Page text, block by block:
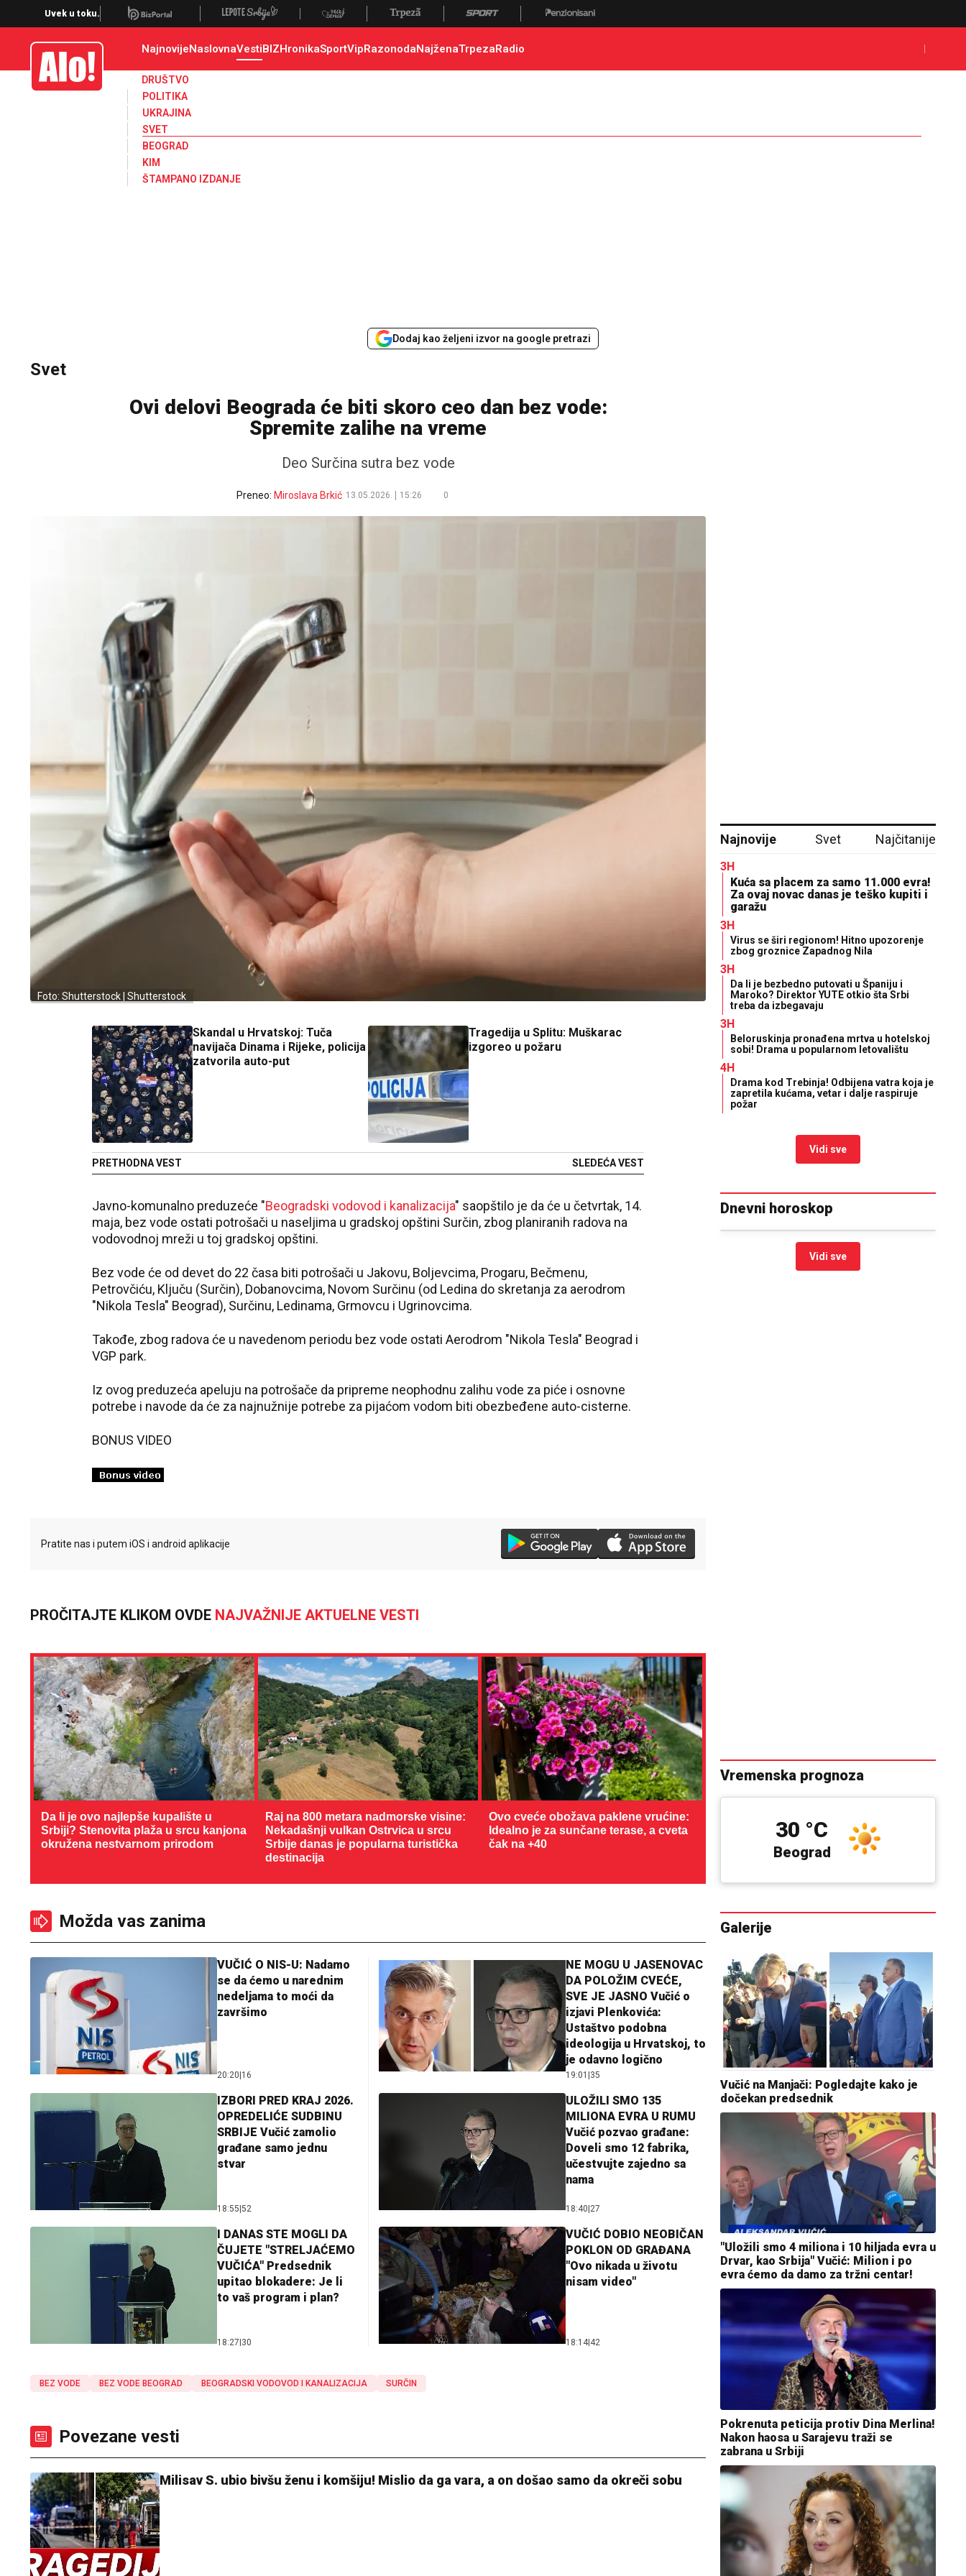
Svet, Ruske vesti, Planeta, Region
Uvek u toku.
Alo NajnovijeNaslovnaVestiBIZHronikaSportVipRazonodaNajženaTrpezaRadio
DRUŠTVO
POLITIKA
UKRAJINA
SVET
BEOGRAD
KIM
ŠTAMPANO IZDANJE
Dodaj kao željeni izvor na google pretrazi
Svet
Ovi delovi Beograda će biti skoro ceo dan bez vode:
Spremite zalihe na vreme
Deo Surčina sutra bez vode
Preneo: Miroslava Brkić 13.05.2026. 15:26 0
Foto: Shutterstock | Shutterstock
Skandal u Hrvatskoj: Tuča
navijača Dinama i Rijeke, policija
zatvorila auto-put
PRETHODNA VEST
Tragedija u Splitu: Muškarac
izgoreo u požaru
SLEDEĆA VEST
Javno-komunalno preduzeće "Beogradski vodovod i kanalizacija" saopštilo je da će u četvrtak, 14.
maja, bez vode ostati potrošači u naseljima u gradskoj opštini Surčin, zbog planiranih radova na
vodovodnoj mreži u toj gradskoj opštini.
Bez vode će od devet do 22 časa biti potrošači u Jakovu, Boljevcima, Progaru, Bečmenu,
Petrovčiću, Ključu (Surčin), Dobanovcima, Novom Surčinu (od Ledina do skretanja za aerodrom
"Nikola Tesla" Beograd), Surčinu, Ledinama, Grmovcu i Ugrinovcima.
Takođe, zbog radova će u navedenom periodu bez vode ostati Aerodrom "Nikola Tesla" Beograd i
VGP park.
Iz ovog preduzeća apeluju na potrošače da pripreme neophodnu zalihu vode za piće i osnovne
potrebe i navode da će za najnužnije potrebe za pijaćom vodom biti obezbeđene auto-cisterne.
BONUS VIDEO
Pratite nas i putem iOS i android aplikacije
PROČITAJTE KLIKOM OVDE NAJVAŽNIJE AKTUELNE VESTI
Da li je ovo najlepše kupalište u
Srbiji? Stenovita plaža u srcu kanjona
okružena nestvarnom prirodom
Raj na 800 metara nadmorske visine:
Nekadašnji vulkan Ostrvica u srcu
Srbije danas je popularna turistička
destinacija
Ovo cveće obožava paklene vrućine:
Idealno je za sunčane terase, a cveta
čak na +40
Možda vas zanima
VUČIĆ O NIS-U: Nadamo
se da ćemo u narednim
nedeljama to moći da
završimo
20:20 16
NE MOGU U JASENOVAC
DA POLOŽIM CVEĆE,
SVE JE JASNO Vučić o
izjavi Plenkovića:
Ustaštvo podobna
ideologija u Hrvatskoj, to
je odavno logično
19:01 35
IZBORI PRED KRAJ 2026.
OPREDELIĆE SUDBINU
SRBIJE Vučić zamolio
građane samo jednu
stvar
18:55 52
ULOŽILI SMO 135
MILIONA EVRA U RUMU
Vučić pozvao građane:
Doveli smo 12 fabrika,
učestvujte zajedno sa
nama
18:40 27
I DANAS STE MOGLI DA
ČUJETE "STRELJAĆEMO
VUČIĆA" Predsednik
upitao blokadere: Je li
to vaš program i plan?
18:27 30
VUČIĆ DOBIO NEOBIČAN
POKLON OD GRAĐANA
"Ovo nikada u životu
nisam video"
18:14 42
BEZ VODE BEZ VODE BEOGRAD BEOGRADSKI VODOVOD I KANALIZACIJA SURČIN
Povezane vesti
Milisav S. ubio bivšu ženu i komšiju! Mislio da ga vara, a on došao samo da okreči sobu
Najnovije Svet Najčitanije
3H
Kuća sa placem za samo 11.000 evra!
Za ovaj novac danas je teško kupiti i
garažu
3H
Virus se širi regionom! Hitno upozorenje
zbog groznice Zapadnog Nila
3H
Da li je bezbedno putovati u Španiju i
Maroko? Direktor YUTE otkio šta Srbi
treba da izbegavaju
3H
Beloruskinja pronađena mrtva u hotelskoj
sobi! Drama u popularnom letovalištu
4H
Drama kod Trebinja! Odbijena vatra koja je
zapretila kućama, vetar i dalje raspiruje
požar
Vidi sve
Dnevni horoskop
Vidi sve
Vremenska prognoza
22 °C
Beograd
30 °C
Galerije
Vučić na Manjači: Pogledajte kako je
dočekan predsednik
"Uložili smo 4 miliona i 10 hiljada evra u
Drvar, kao Srbija" Vučić: Milion i po
evra ćemo da damo za tržni centar!
Pokrenuta peticija protiv Dina Merlina!
Nakon haosa u Sarajevu traži se
zabrana u Srbiji